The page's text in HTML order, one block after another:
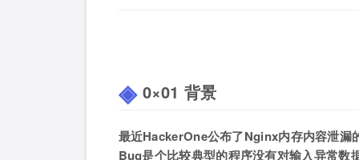
0×01 背景
最近HackerOne公布了Nginx内存内容泄漏
Bug是个比较典型的程序没有对输入异常数